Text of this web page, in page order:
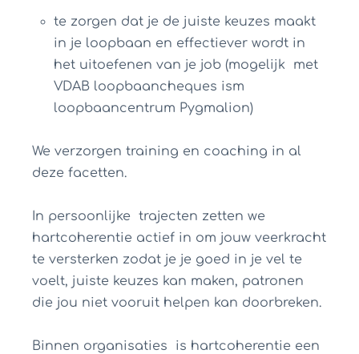
te zorgen dat je de juiste keuzes maakt
in je loopbaan en effectiever wordt in
het uitoefenen van je job (mogelijk met
VDAB loopbaancheques ism
loopbaancentrum Pygmalion)
We verzorgen training en coaching in al
deze facetten.
In persoonlijke trajecten zetten we
hartcoherentie actief in om jouw veerkracht
te versterken zodat je je goed in je vel te
voelt, juiste keuzes kan maken, patronen
die jou niet vooruit helpen kan doorbreken.
Binnen organisaties is hartcoherentie een